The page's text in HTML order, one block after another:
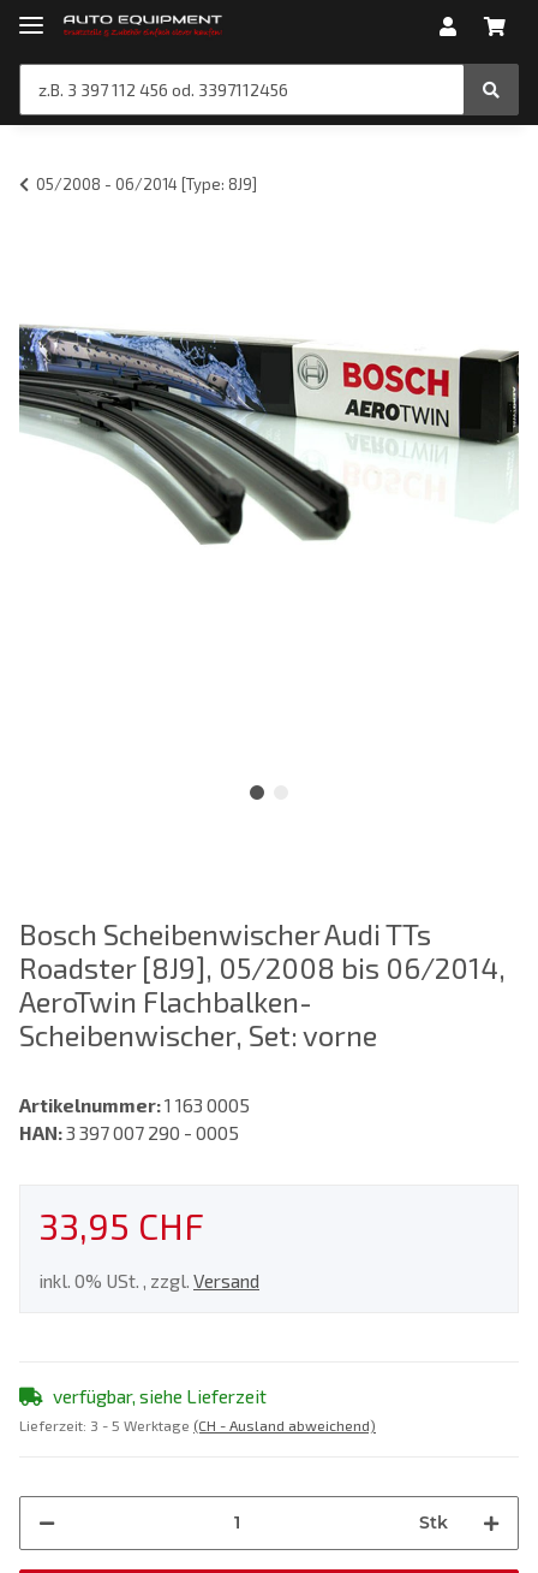
05/2008 - 06/2014 [Type: 8J9]
Bosch Scheibenwischer Audi TTs
Roadster [8J9], 05/2008 bis 06/2014,
AeroTwin Flachbalken-
Scheibenwischer, Set: vorne
Artikelnummer:1 163 0005
HAN:3 397 007 290 - 0005
33,95 CHF
inkl. 0% USt. , zzgl. Versand
verfügbar, siehe Lieferzeit
Lieferzeit: 3 - 5 Werktage (CH - Ausland abweichend)
Stk